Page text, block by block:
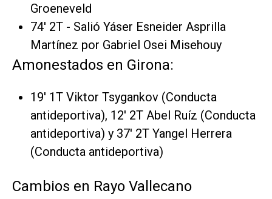
Groeneveld
74' 2T - Salió Yáser Esneider Asprilla
Martínez por Gabriel Osei Misehouy
Amonestados en Girona:
19' 1T Viktor Tsygankov (Conducta
antideportiva), 12' 2T Abel Ruíz (Conducta
antideportiva) y 37' 2T Yangel Herrera
(Conducta antideportiva)
Cambios en Rayo Vallecano